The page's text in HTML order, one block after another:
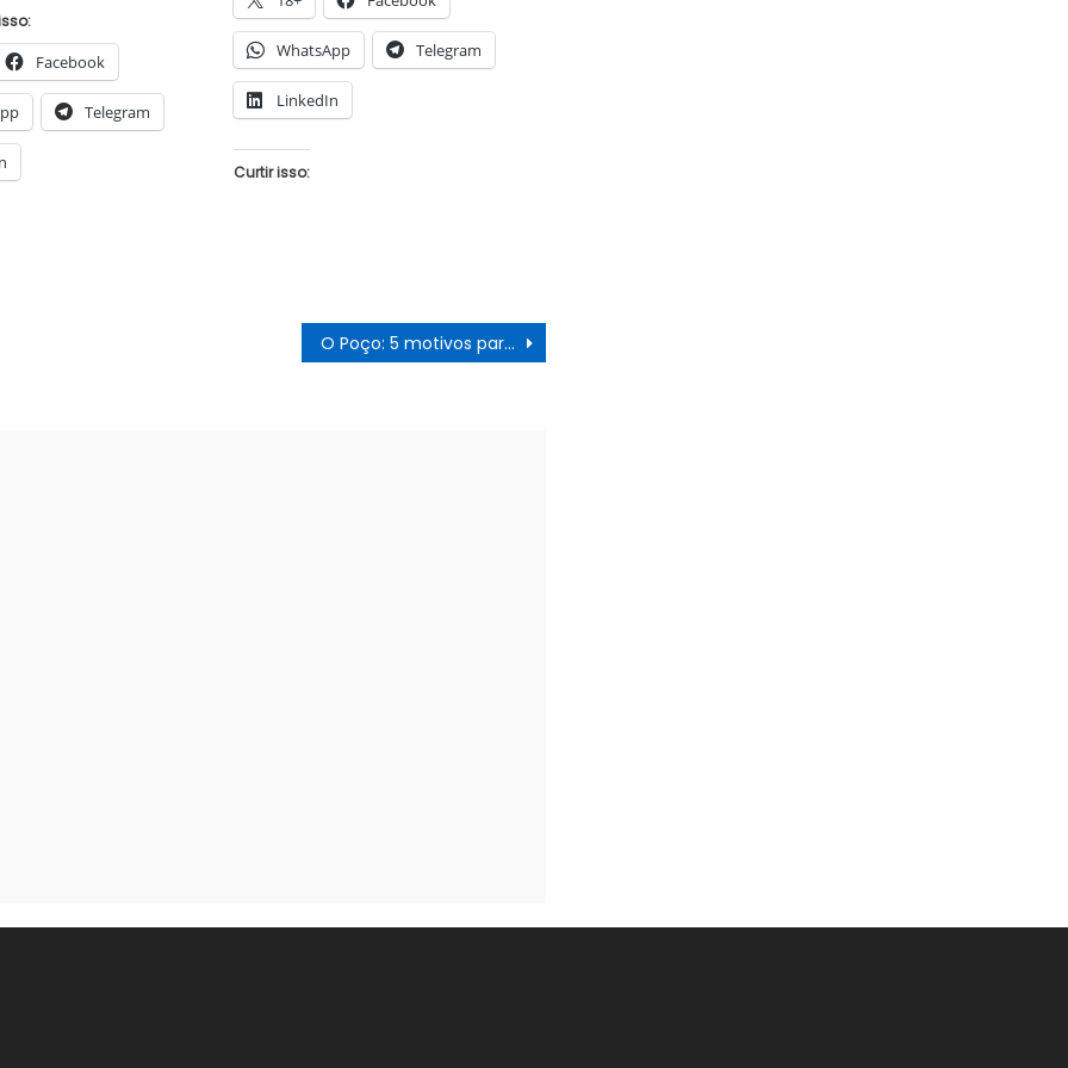
Facebook
Telegram
WhatsApp Telegram
LinkedIn
Curtir isso:
O Poço: 5 motivos para assistir ao novo sucesso da Netflix